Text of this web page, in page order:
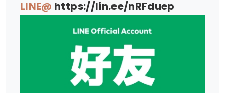
LINE@ https://lin.ee/nRFduep